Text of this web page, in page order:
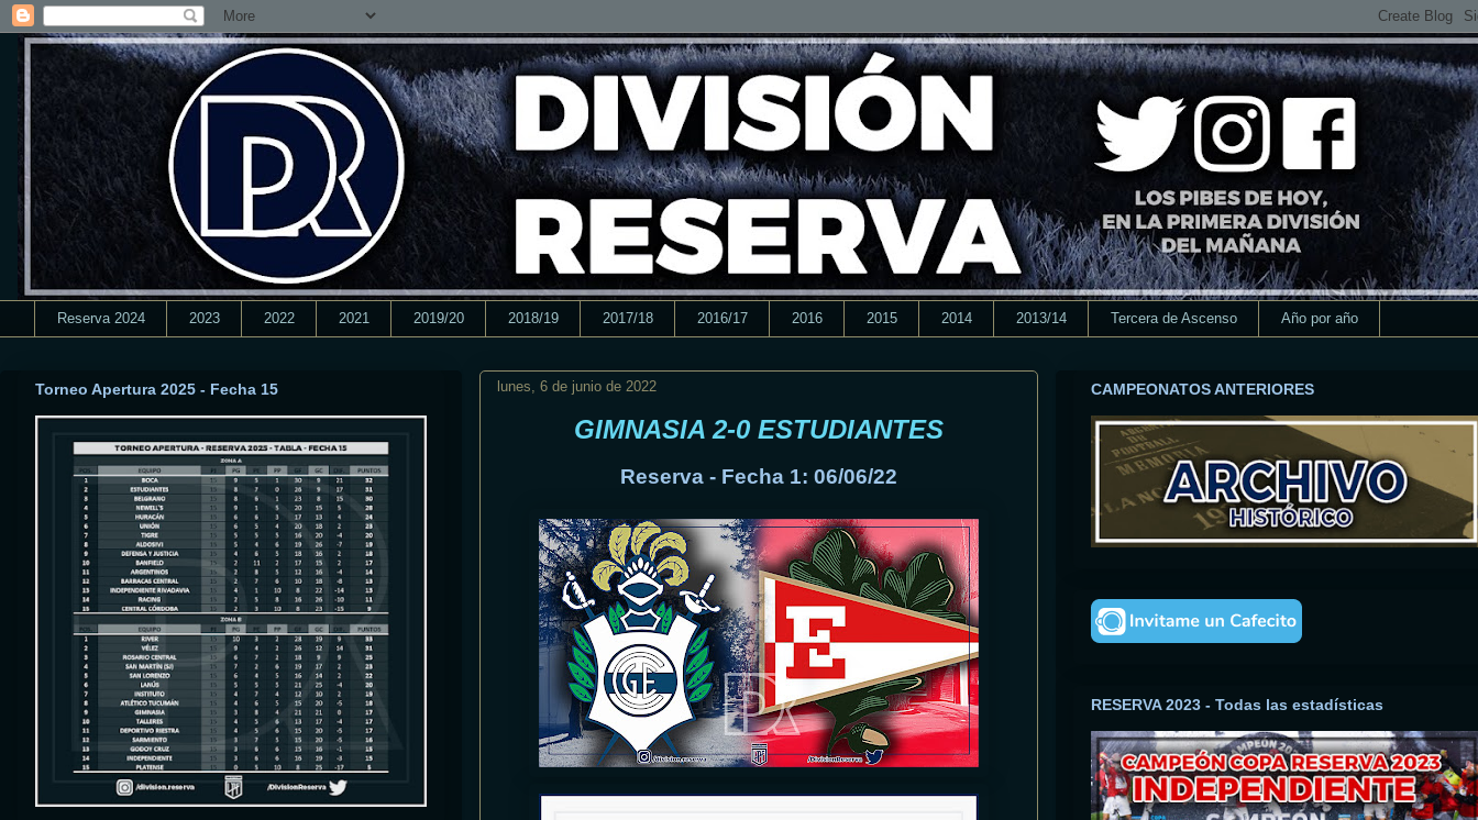
Reserva 2024 2023 2022 2021 2019/20 2018/19 2017/18 2016/17 2016 2015 2014 2013/14 Tercera de Ascenso Año por año
lunes, 6 de junio de 2022
GIMNASIA 2-0 ESTUDIANTES
Reserva - Fecha 1: 06/06/22
Torneo Apertura 2025 - Fecha 15 CAMPEONATOS ANTERIORES
RESERVA 2023 - Todas las estadísticas